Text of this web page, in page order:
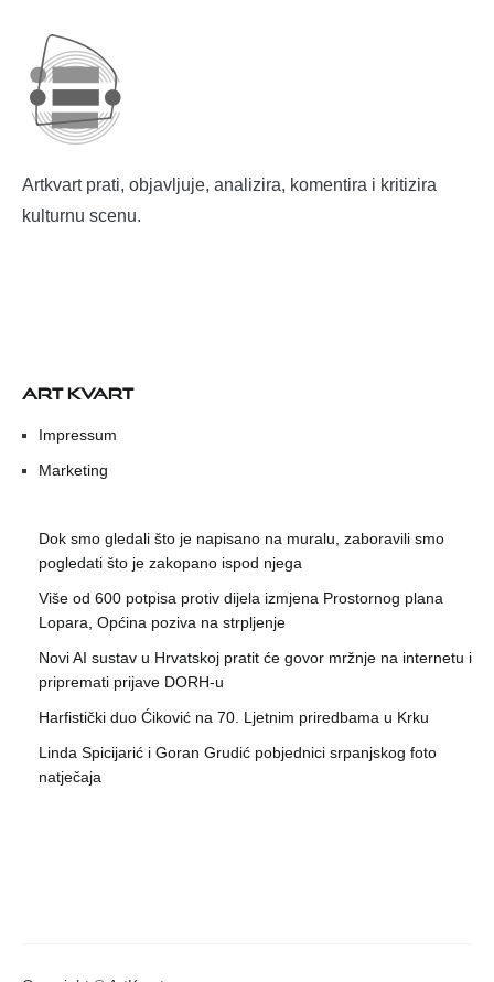
Artkvart prati, objavljuje, analizira, komentira i kritizira
kulturnu scenu.
ART KVART
Impressum
Marketing
Dok smo gledali što je napisano na muralu, zaboravili smo
pogledati što je zakopano ispod njega
Više od 600 potpisa protiv dijela izmjena Prostornog plana
Lopara, Općina poziva na strpljenje
Novi AI sustav u Hrvatskoj pratit će govor mržnje na internetu i
pripremati prijave DORH-u
Harfistički duo Ćiković na 70. Ljetnim priredbama u Krku
Linda Spicijarić i Goran Grudić pobjednici srpanjskog foto
natječaja